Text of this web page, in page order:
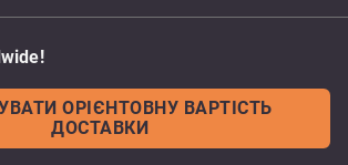
ОРІЄНТОВНУ ВАРТІСТЬ
ДОСТАВКИ